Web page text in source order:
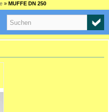
» MUFFE DN 250